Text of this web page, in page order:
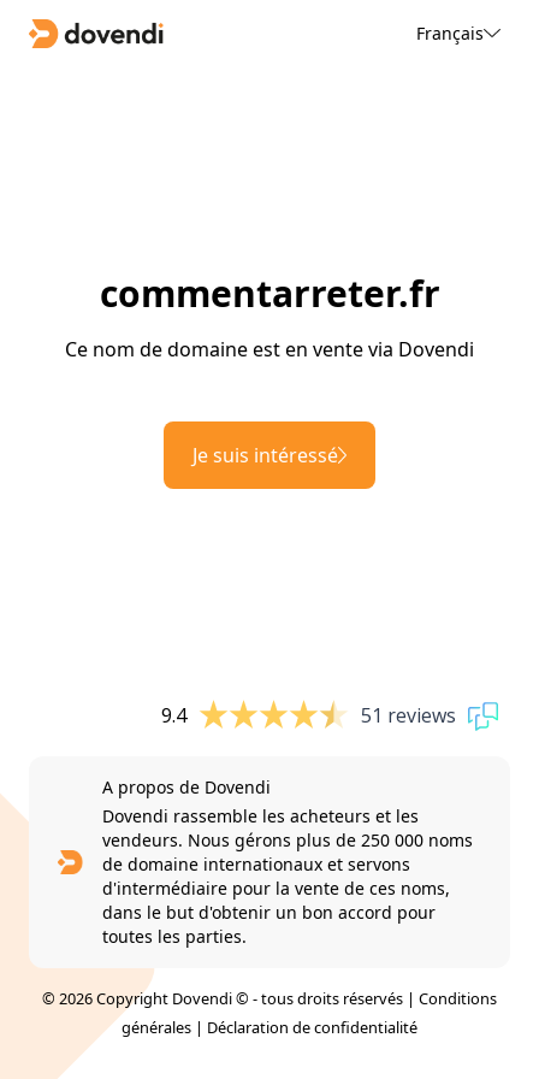
Français
commentarreter.fr
Ce nom de domaine est en vente via Dovendi
Je suis intéressé
9.4 51 reviews
A propos de Dovendi
Dovendi rassemble les acheteurs et les
vendeurs. Nous gérons plus de 250 000 noms
de domaine internationaux et servons
d'intermédiaire pour la vente de ces noms,
dans le but d'obtenir un bon accord pour
toutes les parties.
© 2026 Copyright Dovendi © - tous droits réservés | Conditions
générales | Déclaration de confidentialité